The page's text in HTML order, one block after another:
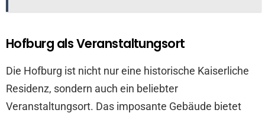
Hofburg als Veranstaltungsort
Die Hofburg ist nicht nur eine historische Kaiserliche
Residenz, sondern auch ein beliebter
Veranstaltungsort. Das imposante Gebäude bietet